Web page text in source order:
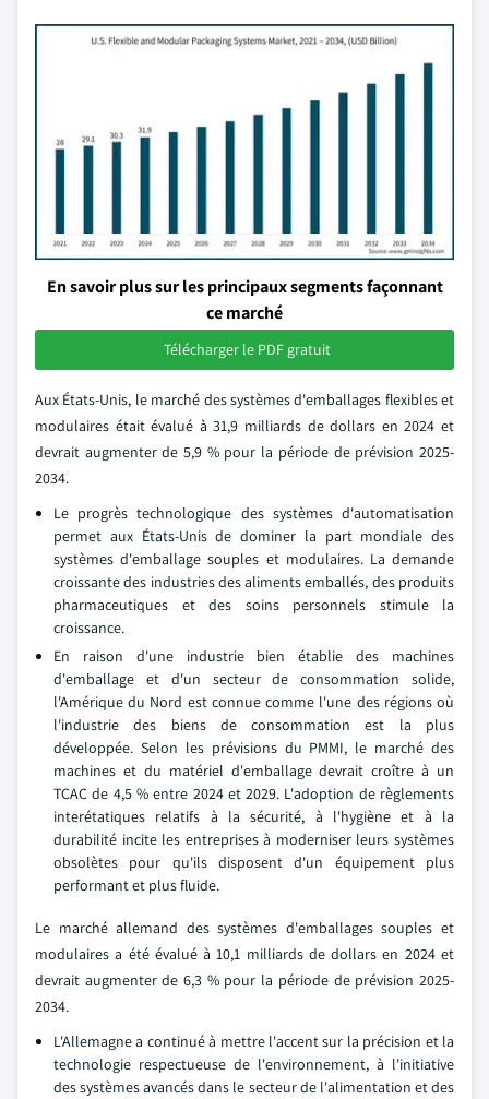
En savoir plus sur les principaux segments façonnant
ce marché
Télécharger le PDF gratuit
Aux États-Unis, le marché des systèmes d'emballages flexibles et
modulaires était évalué à 31,9 milliards de dollars en 2024 et
devrait augmenter de 5,9 % pour la période de prévision 2025-
2034.
Le progrès technologique des systèmes d'automatisation
permet aux États-Unis de dominer la part mondiale des
systèmes d'emballage souples et modulaires. La demande
croissante des industries des aliments emballés, des produits
pharmaceutiques et des soins personnels stimule la
croissance.
En raison d'une industrie bien établie des machines
d'emballage et d'un secteur de consommation solide,
l'Amérique du Nord est connue comme l'une des régions où
l'industrie des biens de consommation est la plus
développée. Selon les prévisions du PMMI, le marché des
machines et du matériel d'emballage devrait croître à un
TCAC de 4,5 % entre 2024 et 2029. L'adoption de règlements
interétatiques relatifs à la sécurité, à l'hygiène et à la
durabilité incite les entreprises à moderniser leurs systèmes
obsolètes pour qu'ils disposent d'un équipement plus
performant et plus fluide.
Le marché allemand des systèmes d'emballages souples et
modulaires a été évalué à 10,1 milliards de dollars en 2024 et
devrait augmenter de 6,3 % pour la période de prévision 2025-
2034.
L'Allemagne a continué à mettre l'accent sur la précision et la
technologie respectueuse de l'environnement, à l'initiative
des systèmes avancés dans le secteur de l'alimentation et des